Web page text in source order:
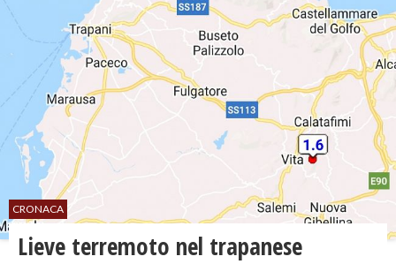
CRONACA
Lieve terremoto nel trapanese